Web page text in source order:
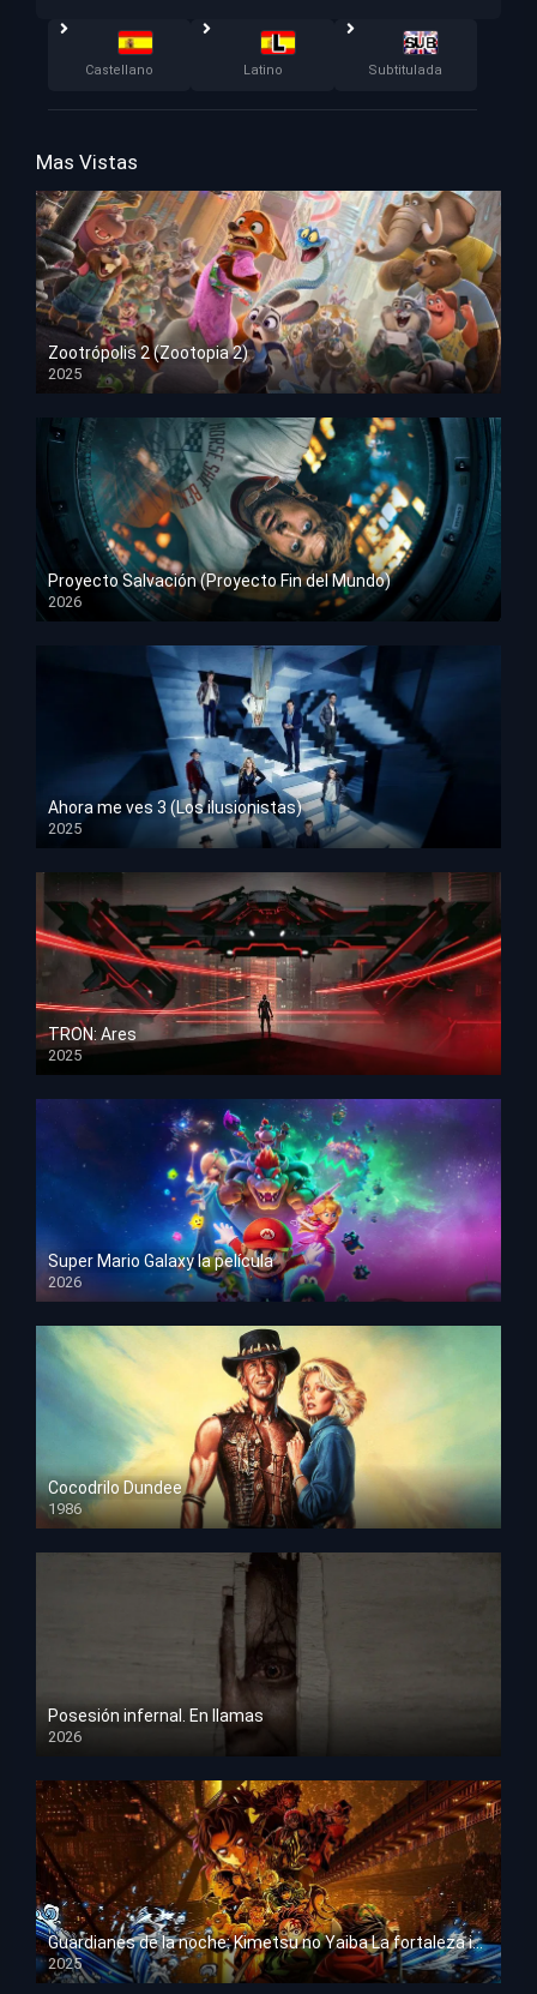
Castellano Latino Subtitulada
Mas Vistas
Zootrópolis 2 (Zootopia 2)
2025
HD 1080p
Proyecto Salvación (Proyecto Fin del Mundo)
2026
HD 1080p
Ahora me ves 3 (Los ilusionistas)
2025
HD 1080p
TRON: Ares
2025
HD 1080p
Super Mario Galaxy la película
2026
HD 1080p
Cocodrilo Dundee
1986
HD 1080p
Posesión infernal. En llamas
2026
HD 1080p
Guardianes de la noche: Kimetsu no Yaiba La fortaleza infinita
2025
HD 1080p